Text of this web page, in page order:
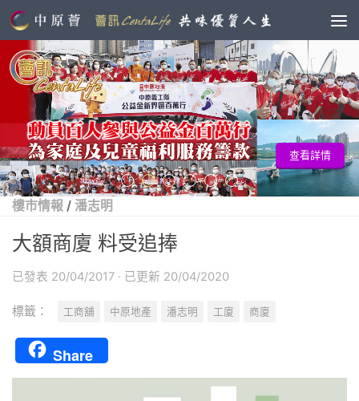
查看詳情
樓市情報 / 潘志明
大額商廈 料受追捧
已發表 20/04/2017 · 已更新 20/04/2020
標籤： 工商舖 中原地產 潘志明 工廈 商廈
Share